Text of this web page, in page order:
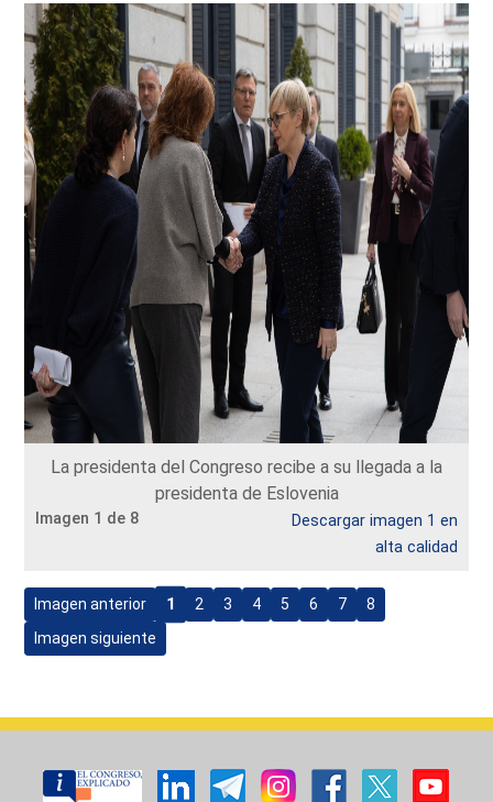
Galería de 8 imágenes de la visita de la Presidenta de la
Imagen 1 de 8
La presidenta del Congreso recibe a su llegada a la
presidenta de Eslovenia
Imagen 1 de 8
Descargar imagen 1 en
alta calidad
Imagen anterior 1 2 3 4 5 6 7
8
Imagen siguiente